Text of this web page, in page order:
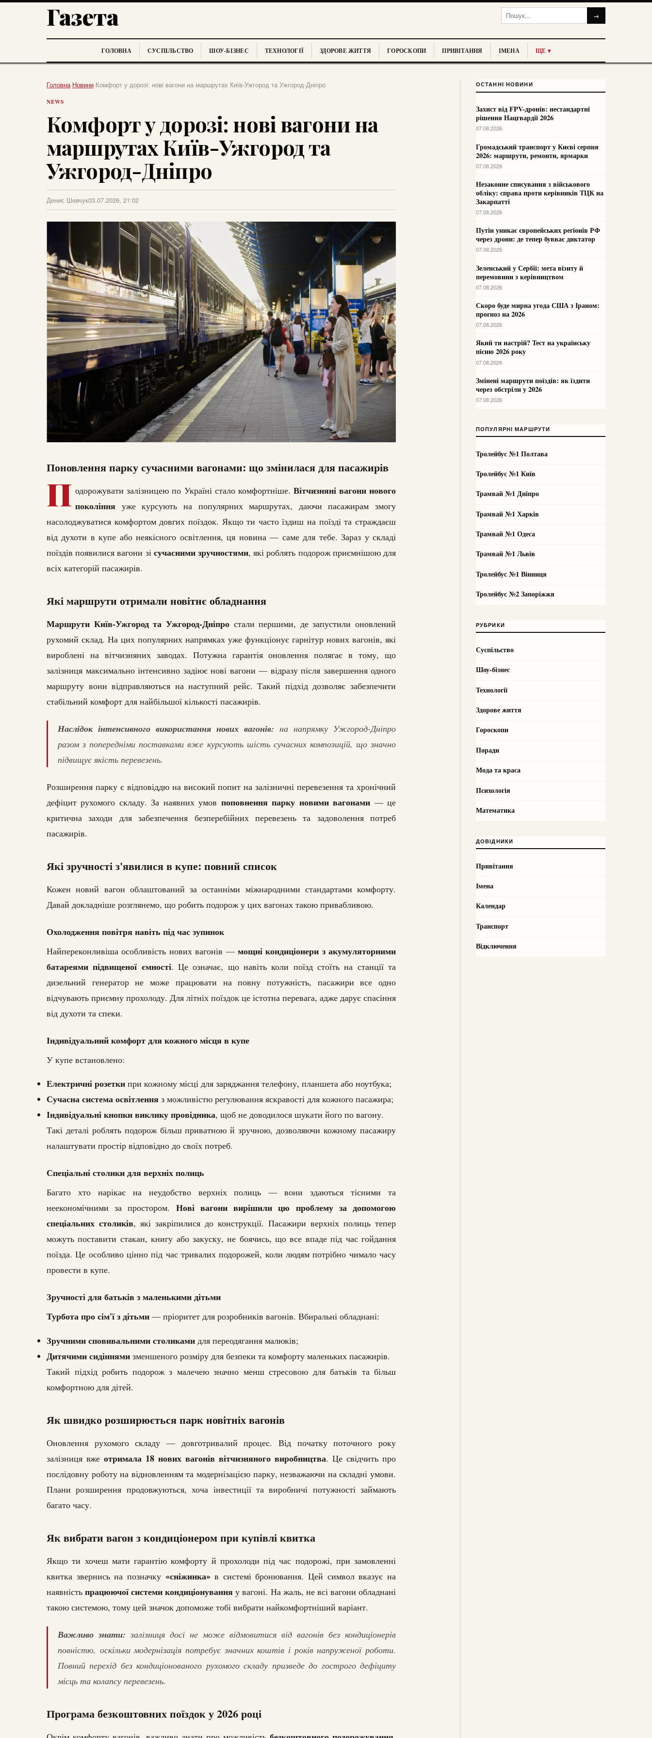
Газета →
ГОЛОВНА СУСПІЛЬСТВО ШОУ-БІЗНЕС ТЕХНОЛОГІЇ ЗДОРОВЕ ЖИТТЯ ГОРОСКОПИ ПРИВІТАННЯ ІМЕНА ЩЕ ▾
Головна›Новини›Комфорт у дорозі: нові вагони на маршрутах Київ-Ужгород та Ужгород-Дніпро
NEWS
Комфорт у дорозі: нові вагони на
маршрутах Київ-Ужгород та
Ужгород-Дніпро
Денис Шевчук03.07.2026, 21:02
Поновлення парку сучасними вагонами: що змінилася для пасажирів
П одорожувати залізницею по Україні стало комфортніше. Вітчизняні вагони нового
покоління уже курсують на популярних маршрутах, даючи пасажирам змогу
насолоджуватися комфортом довгих поїздок. Якщо ти часто їздиш на поїзді та страждаєш
від духоти в купе або неякісного освітлення, ця новина — саме для тебе. Зараз у складі
поїздів появилися вагони зі сучасними зручностями, які роблять подорож приємнішою для
всіх категорій пасажирів.
Які маршрути отримали новітнє обладнання
Маршрути Київ-Ужгород та Ужгород-Дніпростали першими, де запустили оновлений
рухомий склад. На цих популярних напрямках уже функціонує гарнітур нових вагонів, які
вироблені на вітчизняних заводах. Потужна гарантія оновлення полягає в тому, що
залізниця максимально інтенсивно задіює нові вагони — відразу після завершення одного
маршруту вони відправляються на наступний рейс. Такий підхід дозволяє забезпечити
стабільний комфорт для найбільшої кількості пасажирів.
Наслідок інтенсивного використання нових вагонів: на напрямку Ужгород-Дніпро
разом з попередніми поставками вже курсують шість сучасних композицій, що значно
підвищує якість перевезень.
Розширення парку є відповіддю на високий попит на залізничні перевезення та хронічний
дефіцит рухомого складу. За наявних умов поповнення парку новими вагонами — це
критична заходи для забезпечення безперебійних перевезень та задоволення потреб
пасажирів.
Які зручності з'явилися в купе: повний список
Кожен новий вагон облаштований за останніми міжнародними стандартами комфорту.
Давай докладніше розглянемо, що робить подорож у цих вагонах такою привабливою.
Охолодження повітря навіть під час зупинок
Найпереконливіша особливість нових вагонів — мощні кондиціонери з акумуляторними
батареями підвищеної ємності. Це означає, що навіть коли поїзд стоїть на станції та
дизельний генератор не може працювати на повну потужність, пасажири все одно
відчувають приємну прохолоду. Для літніх поїздок це істотна перевага, адже дарує спасіння
від духоти та спеки.
Індивідуальний комфорт для кожного місця в купе
У купе встановлено:
Електричні розетки при кожному місці для заряджання телефону, планшета або ноутбука;
Сучасна система освітлення з можливістю регулювання яскравості для кожного пасажира;
Індивідуальні кнопки виклику провідника, щоб не доводилося шукати його по вагону.
Такі деталі роблять подорож більш приватною й зручною, дозволяючи кожному пасажиру
налаштувати простір відповідно до своїх потреб.
Спеціальні столики для верхніх полиць
Багато хто нарікає на неудобство верхніх полиць — вони здаються тісними та
неекономічними за простором. Нові вагони вирішили цю проблему за допомогою
спеціальних столиків, які закріпилися до конструкції. Пасажири верхніх полиць тепер
можуть поставити стакан, книгу або закуску, не боячись, що все впаде під час гойдання
поїзда. Це особливо цінно під час тривалих подорожей, коли людям потрібно чимало часу
провести в купе.
Зручності для батьків з маленькими дітьми
Турбота про сім'ї з дітьми — пріоритет для розробників вагонів. Вбиральні обладнані:
Зручними сповивальними столиками для переодягання малюків;
Дитячими сидіннями зменшеного розміру для безпеки та комфорту маленьких пасажирів.
Такий підхід робить подорож з малечею значно менш стресовою для батьків та більш
комфортною для дітей.
Як швидко розширюється парк новітніх вагонів
Оновлення рухомого складу — довготривалий процес. Від початку поточного року
залізниця вже отримала 18 нових вагонів вітчизняного виробництва. Це свідчить про
послідовну роботу на відновленням та модернізацією парку, незважаючи на складні умови.
Плани розширення продовжуються, хоча інвестиції та виробничі потужності займають
багато часу.
Як вибрати вагон з кондиціонером при купівлі квитка
Якщо ти хочеш мати гарантію комфорту й прохолоди під час подорожі, при замовленні
квитка звернись на позначку «сніжинка»в системі бронювання. Цей символ вказує на
наявністьпрацюючої системи кондиціонування у вагоні. На жаль, не всі вагони обладнані
такою системою, тому цей значок допоможе тобі вибрати найкомфортніший варіант.
Важливо знати: залізниця досі не може відмовитися від вагонів без кондиціонерів
повністю, оскільки модернізація потребує значних коштів і років напруженої роботи.
Повний перехід без кондиціонованого рухомого складу призведе до гострого дефіциту
місць та колапсу перевезень.
Програма безкоштовних поїздок у 2026 році
ОСТАННІ НОВИНИ
Захист від FPV-дронів: нестандартні
рішення Нацгвардії 2026
07.08.2026
Громадський транспорт у Києві серпня
2026: маршрути, ремонти, ярмарки
07.08.2026
Незаконне списування з військового
обліку: справа проти керівників ТЦК на
Закарпатті
07.08.2026
Путін уникає європейських регіонів РФ
через дрони: де тепер бувває диктатор
07.08.2026
Зеленський у Сербії: мета візиту й
перемовини з керівництвом
07.08.2026
Скоро буде мирна угода США з Іраном:
прогноз на 2026
07.08.2026
Який ти настрій? Тест на українську
пісню 2026 року
07.08.2026
Змінені маршрути поїздів: як їздити
через обстріли у 2026
07.08.2026
ПОПУЛЯРНІ МАРШРУТИ
Тролейбус №1 Полтава
Тролейбус №1 Київ
Трамвай №1 Дніпро
Трамвай №1 Харків
Трамвай №1 Одеса
Трамвай №1 Львів
Тролейбус №1 Вінниця
Тролейбус №2 Запоріжжя
РУБРИКИ
Суспільство
Шоу-бізнес
Технології
Здорове життя
Гороскопи
Поради
Мода та краса
Психологія
Математика
ДОВІДНИКИ
Привітання
Імена
Календар
Транспорт
Відключення